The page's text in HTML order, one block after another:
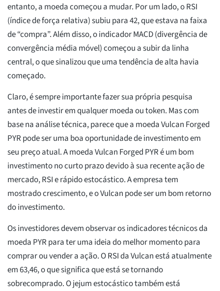
entanto, a moeda começou a mudar. Por um lado, o RSI
(índice de força relativa) subiu para 42, que estava na faixa
de “compra”. Além disso, o indicador MACD (divergência de
convergência média móvel) começou a subir da linha
central, o que sinalizou que uma tendência de alta havia
começado.
Claro, é sempre importante fazer sua própria pesquisa
antes de investir em qualquer moeda ou token. Mas com
base na análise técnica, parece que a moeda Vulcan Forged
PYR pode ser uma boa oportunidade de investimento em
seu preço atual. A moeda Vulcan Forged PYR é um bom
investimento no curto prazo devido à sua recente ação de
mercado, RSI e rápido estocástico. A empresa tem
mostrado crescimento, e o Vulcan pode ser um bom retorno
do investimento.
Os investidores devem observar os indicadores técnicos da
moeda PYR para ter uma ideia do melhor momento para
comprar ou vender a ação. O RSI da Vulcan está atualmente
em 63,46, o que significa que está se tornando
sobrecomprado. O jejum estocástico também está